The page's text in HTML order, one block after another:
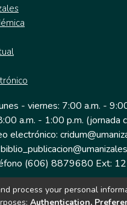
- viernes: 7:00 a.m. -
a.m. - 1:00 p.m. (jornada
electrónico:
(606) 8879680 Ext:
Cra 9 a # 19-03 Edificio
process your personal
Authentication,